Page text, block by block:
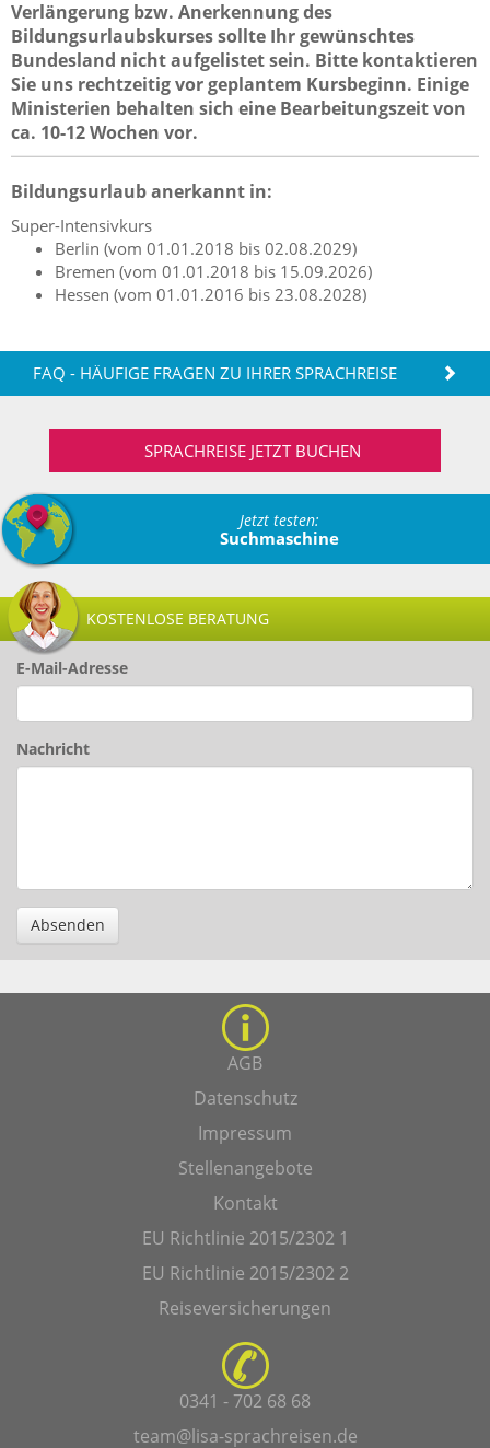
Verlängerung bzw. Anerkennung des
Bildungsurlaubskurses sollte Ihr gewünschtes
Bundesland nicht aufgelistet sein. Bitte kontaktieren
Sie uns rechtzeitig vor geplantem Kursbeginn. Einige
Ministerien behalten sich eine Bearbeitungszeit von
ca. 10-12 Wochen vor.
Bildungsurlaub anerkannt in:
Super-Intensivkurs
Berlin (vom 01.01.2018 bis 02.08.2029)
Bremen (vom 01.01.2018 bis 15.09.2026)
Hessen (vom 01.01.2016 bis 23.08.2028)
FAQ - HÄUFIGE FRAGEN ZU IHRER SPRACHREISE
SPRACHREISE JETZT BUCHEN
Jetzt testen:
Suchmaschine
KOSTENLOSE BERATUNG
E-Mail-Adresse
Nachricht
Absenden
AGB
Datenschutz
Impressum
Stellenangebote
Kontakt
EU Richtlinie 2015/2302 1
EU Richtlinie 2015/2302 2
Reiseversicherungen
0341 - 702 68 68
team@lisa-sprachreisen.de